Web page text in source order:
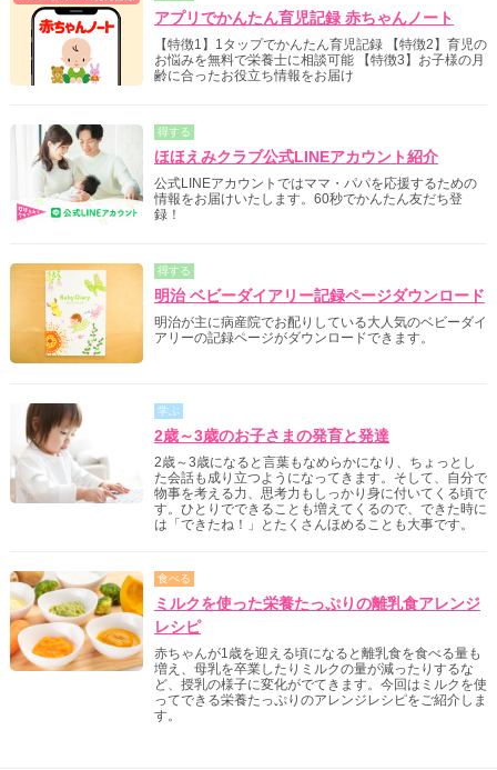
アプリでかんたん育児記録 赤ちゃんノート
【特徴1】1タップでかんたん育児記録 【特徴2】育児の
お悩みを無料で栄養士に相談可能 【特徴3】お子様の月
齢に合ったお役立ち情報をお届け
得する
ほほえみクラブ公式LINEアカウント紹介
公式LINEアカウントではママ・パパを応援するための
情報をお届けいたします。60秒でかんたん友だち登
録！
得する
明治 ベビーダイアリー記録ページダウンロード
明治が主に病産院でお配りしている大人気のベビーダイ
アリーの記録ページがダウンロードできます。
学ぶ
2歳～3歳のお子さまの発育と発達
2歳～3歳になると言葉もなめらかになり、ちょっとし
た会話も成り立つようになってきます。そして、自分で
物事を考える力、思考力もしっかり身に付いてくる頃で
す。ひとりでできることも増えてくるので、できた時に
は「できたね！」とたくさんほめることも大事です。
食べる
ミルクを使った栄養たっぷりの離乳食アレンジ
レシピ
赤ちゃんが1歳を迎える頃になると離乳食を食べる量も
増え、母乳を卒業したりミルクの量が減ったりするな
ど、授乳の様子に変化がでてきます。今回はミルクを使
ってできる栄養たっぷりのアレンジレシピをご紹介しま
す。